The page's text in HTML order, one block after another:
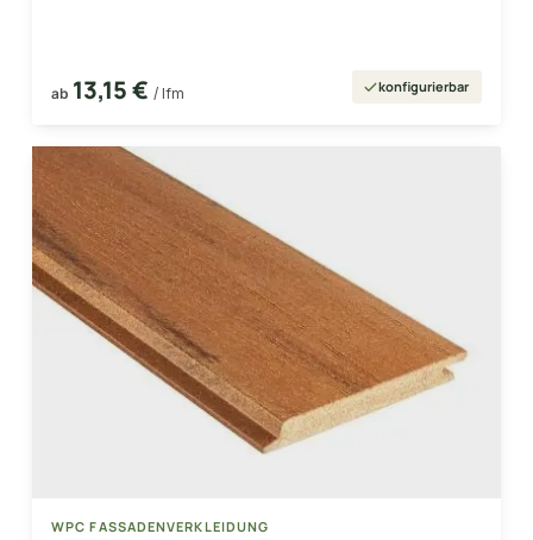
ab 13,15 € / lfm konfigurierbar
WPC FASSADENVERKLEIDUNG